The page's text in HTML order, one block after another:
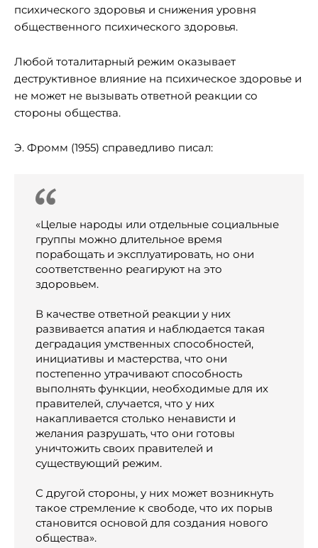
психического здоровья и снижения уровня
общественного психического здоровья.
Любой тоталитарный режим оказывает
деструктивное влияние на психическое здоровье и
не может не вызывать ответной реакции со
стороны общества.
Э. Фромм (1955) справедливо писал:
«Целые народы или отдельные социальные
группы можно длительное время
порабощать и эксплуатировать, но они
соответственно реагируют на это
здоровьем.
В качестве ответной реакции у них
развивается апатия и наблюдается такая
деградация умственных способностей,
инициативы и мастерства, что они
постепенно утрачивают способность
выполнять функции, необходимые для их
правителей, случается, что у них
накапливается столько ненависти и
желания разрушать, что они готовы
уничтожить своих правителей и
существующий режим.
С другой стороны, у них может возникнуть
такое стремление к свободе, что их порыв
становится основой для создания нового
общества».